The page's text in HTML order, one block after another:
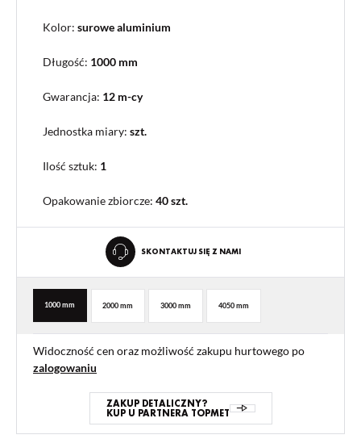
Kolor: surowe aluminium
Długość: 1000 mm
Gwarancja: 12 m-cy
Jednostka miary: szt.
Ilość sztuk: 1
Opakowanie zbiorcze: 40 szt.
SKONTAKTUJ SIĘ Z NAMI
1000 mm 2000 mm 3000 mm 4050 mm
Widoczność cen oraz możliwość zakupu hurtowego po
zalogowaniu
ZAKUP DETALICZNY?
KUP U PARTNERA TOPMET